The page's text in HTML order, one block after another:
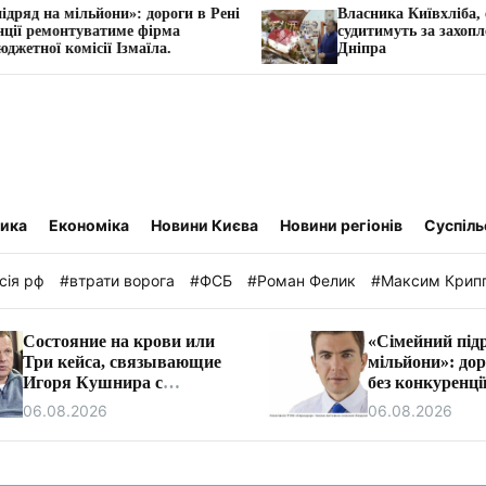
дороги в Рені
фірма
Власника Київхліба, ексрегіонала
судитимуть за захоплення землі на
Економіка Новини Києва Новини регіонів
рф #втрати ворога #ФСБ #Роман Фелик #Максим
Состояние на крови или
Три кейса, связывающие
Игоря Кушнира с
Виктором Медведчуком
06.08.2026
«Сімейний
мільйони»:
без конкуренції
комісії Ізмаїла.
06.08.2026